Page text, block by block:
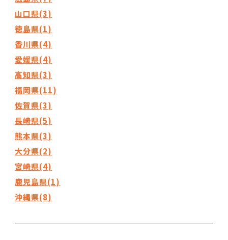
山口県(3)
徳島県(1)
香川県(4)
愛媛県(4)
高知県(3)
福岡県(11)
佐賀県(3)
長崎県(5)
熊本県(3)
大分県(2)
宮崎県(4)
鹿児島県(1)
沖縄県(8)